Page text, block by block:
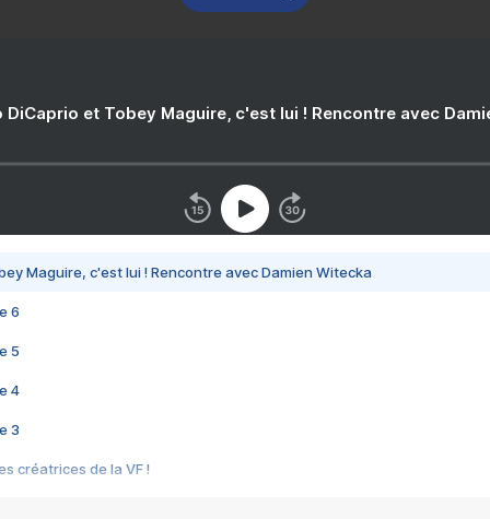
DiCaprio et Tobey Maguire, c'est lui ! Rencontre avec
Maguire, c'est lui ! Rencontre avec Damien Witecka
6
5
4
3
créatrices de la VF !